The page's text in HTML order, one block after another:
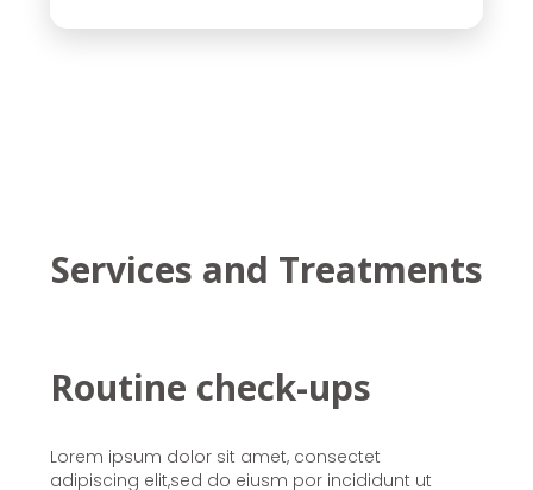
Services and Treatments
Routine check-ups
Lorem ipsum dolor sit amet, consectet
adipiscing elit,sed do eiusm por incididunt ut